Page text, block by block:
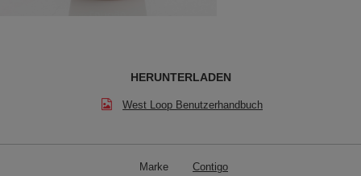
HERUNTERLADEN
West Loop Benutzerhandbuch
Marke Contigo